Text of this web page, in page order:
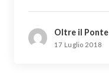
Oltre il Ponte
17 Luglio 2018